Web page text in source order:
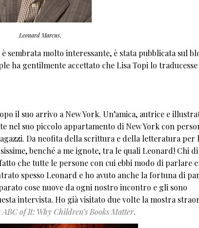
Leonard Marcus.
è sembrata molto interessante, è stata pubblicata sul
ha gentilmente accettato che Lisa Topi lo
il suo arrivo a New York. Un’amica, autrice e
nel suo piccolo appartamento di New York con
Da neofita della scrittura e della letteratura per
benché a me ignote, tra le quali Leonard! Chi
che tutte le persone con cui ebbi modo di parlare
spesso Leonard e ho avuto anche la fortuna di
cose nuove da ogni nostro incontro e gli sono
intervista. Ho già visitato due volte la mostra
ABC of It: Why Children’s Books Matter.